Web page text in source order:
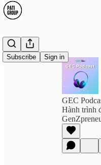
Subscribe Sign in
GEC
Hành trình